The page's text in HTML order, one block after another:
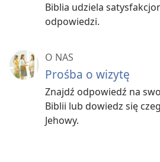
Biblia udziela
odpowiedzi.
O NAS
Prośba o wizytę
Znajdź odpowiedź na
Biblii lub dowiedz się
Jehowy.